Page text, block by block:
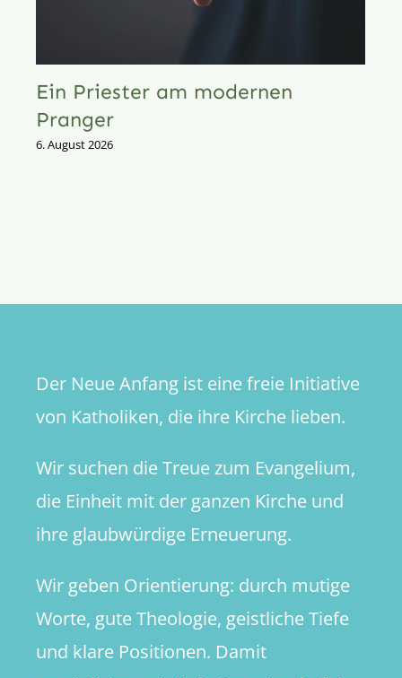
Ein Priester am modernen
Pranger
6. August 2026
Der Neue Anfang ist eine freie Initiative
von Katholiken, die ihre Kirche lieben.
Wir suchen die Treue zum Evangelium,
die Einheit mit der ganzen Kirche und
ihre glaubwürdige Erneuerung.
Wir geben Orientierung: durch mutige
Worte, gute Theologie, geistliche Tiefe
und klare Positionen. Damit